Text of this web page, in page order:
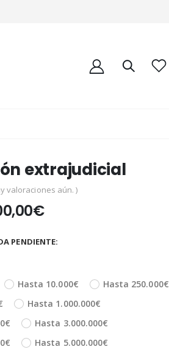
extrajudicial
valoraciones aún. )
€
PENDIENTE
Hasta 10.000€
Hasta 250.000€
Hasta 1.000.000€
Hasta 3.000.000€
Hasta 5.000.000€